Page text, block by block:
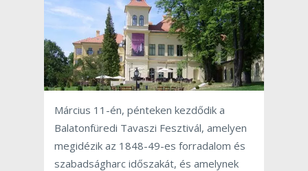
Március 11-én, pénteken kezdődik a
Balatonfüredi Tavaszi Fesztivál, amelyen
megidézik az 1848-49-es forradalom és
szabadságharc időszakát, és amelynek